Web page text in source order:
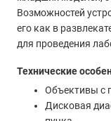
Возможностей
его как в
для проведения
Технические
Объективы с
Дисковая